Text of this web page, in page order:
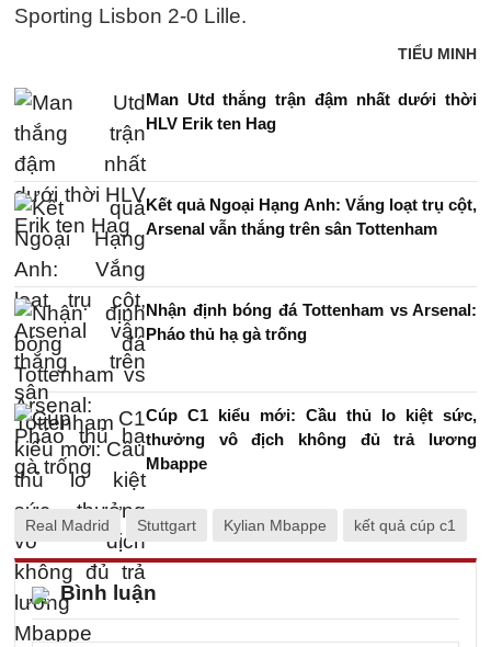
Sporting Lisbon 2-0 Lille.
TIỂU MINH
Man Utd thắng trận đậm nhất dưới thời
HLV Erik ten Hag
Kết quả Ngoại Hạng Anh: Vắng loạt trụ cột,
Arsenal vẫn thắng trên sân Tottenham
Nhận định bóng đá Tottenham vs Arsenal:
Pháo thủ hạ gà trống
Cúp C1 kiểu mới: Cầu thủ lo kiệt sức,
thưởng vô địch không đủ trả lương
Mbappe
Real Madrid Stuttgart Kylian Mbappe kết quả cúp c1
Bình luận